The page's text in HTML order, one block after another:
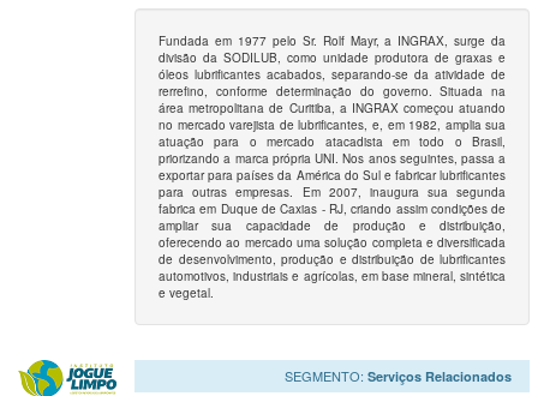
Fundada em 1977 pelo Sr. Rolf Mayr, a INGRAX, surge da
divisão da SODILUB, como unidade produtora de graxas e
óleos lubrificantes acabados, separando-se da atividade de
rerrefino, conforme determinação do governo. Situada na
área metropolitana de Curitiba, a INGRAX começou atuando
no mercado varejista de lubrificantes, e, em 1982, amplia sua
atuação para o mercado atacadista em todo o Brasil,
priorizando a marca própria UNI. Nos anos seguintes, passa a
exportar para países da América do Sul e fabricar lubrificantes
para outras empresas. Em 2007, inaugura sua segunda
fabrica em Duque de Caxias - RJ, criando assim condições de
ampliar sua capacidade de produção e distribuição,
oferecendo ao mercado uma solução completa e diversificada
de desenvolvimento, produção e distribuição de lubrificantes
automotivos, industriais e agrícolas, em base mineral, sintética
e vegetal.
SEGMENTO:Serviços Relacionados